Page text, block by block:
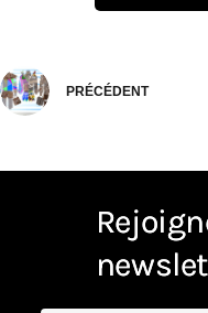
PRÉCÉDENT